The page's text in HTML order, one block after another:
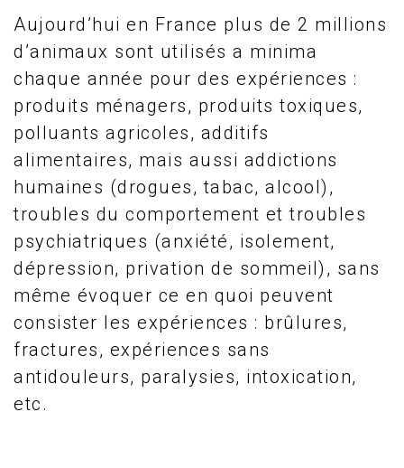
Aujourd’hui en France plus de 2 millions
d’animaux sont utilisés a minima
chaque année pour des expériences :
produits ménagers, produits toxiques,
polluants agricoles, additifs
alimentaires, mais aussi addictions
humaines (drogues, tabac, alcool),
troubles du comportement et troubles
psychiatriques (anxiété, isolement,
dépression, privation de sommeil), sans
même évoquer ce en quoi peuvent
consister les expériences : brûlures,
fractures, expériences sans
antidouleurs, paralysies, intoxication,
etc.